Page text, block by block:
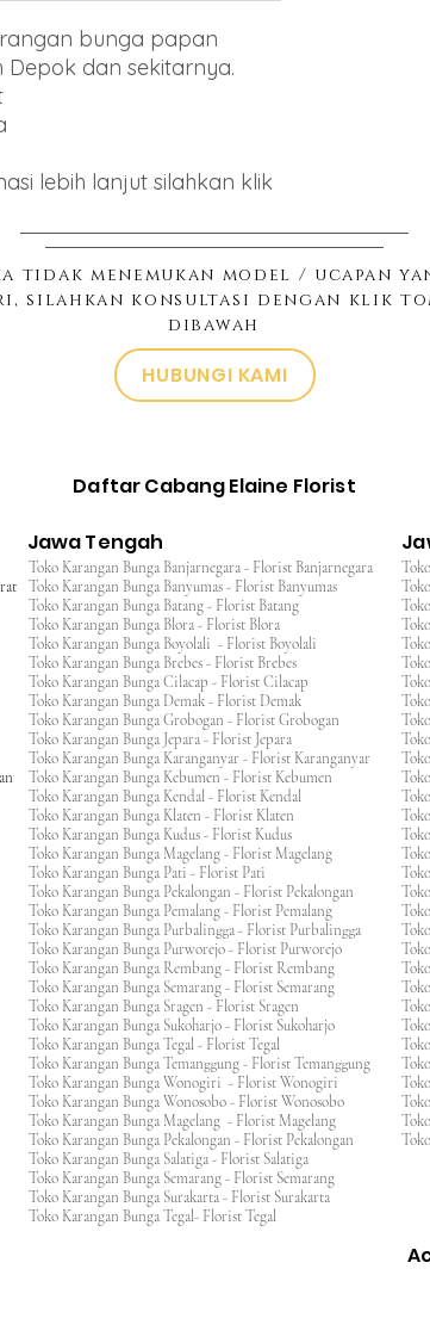
bunga papan
dan sekitarnya.
lebih lanjut silahkan klik
tidak menemukan model / ucapan
silahkan konsultasi dengan klik
dibawah
HUBUNGI KAMI
Daftar Cabang Elaine Florist
Jawa Tengah
Toko Karangan Bunga Banjarnegara - Florist Banjarnegara
Toko Karangan Bunga Banyumas - Florist Banyumas
Toko Karangan Bunga Batang - Florist Batang
Toko Karangan Bunga Blora - Florist Blora
Toko Karangan Bunga Boyolali - Florist Boyolali
Toko Karangan Bunga Brebes - Florist Brebes
Toko Karangan Bunga Cilacap - Florist Cilacap
Toko Karangan Bunga Demak - Florist Demak
Toko Karangan Bunga Grobogan - Florist Grobogan
Toko Karangan Bunga Jepara - Florist Jepara
Toko Karangan Bunga Karanganyar - Florist Karanganyar
Toko Karangan Bunga Kebumen - Florist Kebumen
Toko Karangan Bunga Kendal - Florist Kendal
Toko Karangan Bunga Klaten - Florist Klaten
Toko Karangan Bunga Kudus - Florist Kudus
Toko Karangan Bunga Magelang - Florist Magelang
Toko Karangan Bunga Pati - Florist Pati
Toko Karangan Bunga Pekalongan - Florist Pekalongan
Toko Karangan Bunga Pemalang - Florist Pemalang
Toko Karangan Bunga Purbalingga - Florist Purbalingga
Toko Karangan Bunga Purworejo - Florist Purworejo
Toko Karangan Bunga Rembang - Florist Rembang
Toko Karangan Bunga Semarang - Florist Semarang
Toko Karangan Bunga Sragen - Florist Sragen
Toko Karangan Bunga Sukoharjo - Florist Sukoharjo
Toko Karangan Bunga Tegal - Florist Tegal
Toko Karangan Bunga Temanggung - Florist Temanggung
Toko Karangan Bunga Wonogiri - Florist Wonogiri
Toko Karangan Bunga Wonosobo - Florist Wonosobo
Toko Karangan Bunga Magelang - Florist Magelang
Toko Karangan Bunga Pekalongan - Florist Pekalongan
Toko Karangan Bunga Salatiga - Florist Salatiga
Toko Karangan Bunga Semarang - Florist Semarang
Toko Karangan Bunga Surakarta - Florist Surakarta
Toko Karangan Bunga Tegal- Florist Tegal